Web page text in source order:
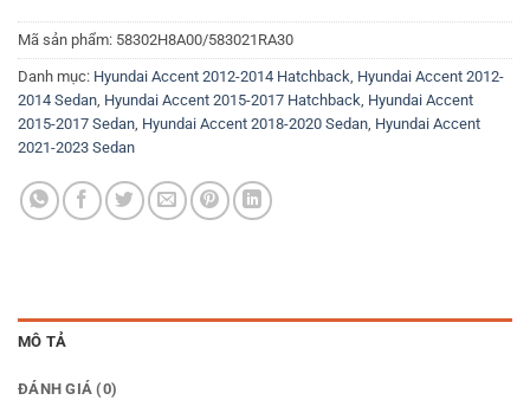
Mã sản phẩm: 58302H8A00/583021RA30
Danh mục: Hyundai Accent 2012-2014 Hatchback, Hyundai Accent 2012-
2014 Sedan, Hyundai Accent 2015-2017 Hatchback, Hyundai Accent
2015-2017 Sedan, Hyundai Accent 2018-2020 Sedan, Hyundai Accent
2021-2023 Sedan
MÔ TẢ
ĐÁNH GIÁ (0)